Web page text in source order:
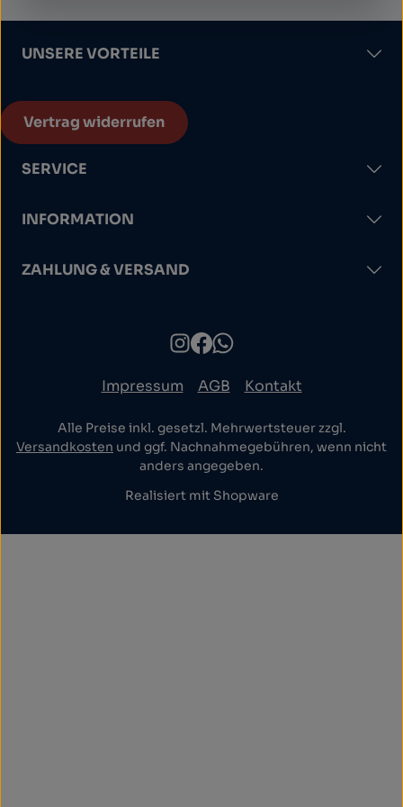
UNSERE VORTEILE
Vertrag widerrufen
SERVICE
INFORMATION
ZAHLUNG & VERSAND
Impressum AGB Kontakt
Alle Preise inkl. gesetzl. Mehrwertsteuer zzgl.
Versandkosten und ggf. Nachnahmegebühren, wenn nicht
anders angegeben.
Realisiert mit Shopware